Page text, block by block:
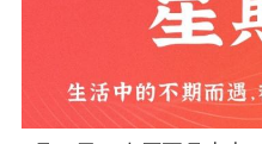
爆汗熊 卡卡动能